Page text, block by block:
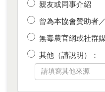
親友或同事介紹
曾為本協會贊助者
無毒農官網或社群
其他（請說明）：